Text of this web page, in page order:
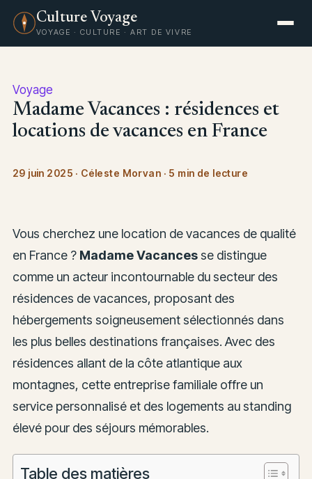
Culture Voyage
VOYAGE · CULTURE · ART DE VIVRE
Voyage
Madame Vacances : résidences et
locations de vacances en France
29 juin 2025 · Céleste Morvan · 5 min de lecture
Vous cherchez une location de vacances de qualité
en France ? Madame Vacancesse distingue
comme un acteur incontournable du secteur des
résidences de vacances, proposant des
hébergements soigneusement sélectionnés dans
les plus belles destinations françaises. Avec des
résidences allant de la côte atlantique aux
montagnes, cette entreprise familiale offre un
service personnalisé et des logements au standing
élevé pour des séjours mémorables.
Table des matières